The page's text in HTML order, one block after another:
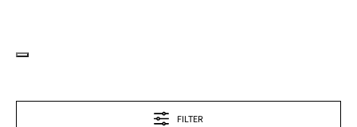
FILTER